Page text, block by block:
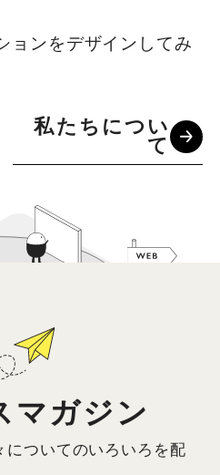
ョンをデザインしてみ
私たちについ
て
マガジン
についてのいろいろを配